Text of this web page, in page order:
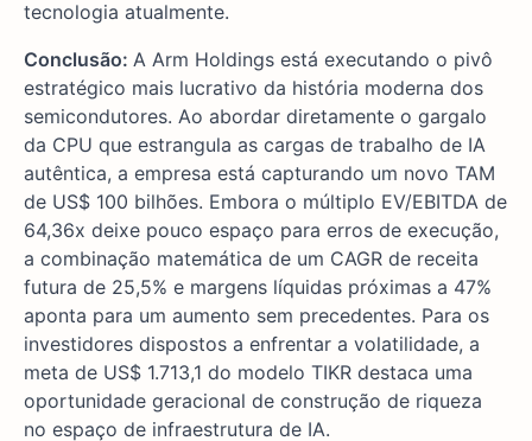
tecnologia atualmente.
Conclusão: A Arm Holdings está executando o pivô
estratégico mais lucrativo da história moderna dos
semicondutores. Ao abordar diretamente o gargalo
da CPU que estrangula as cargas de trabalho de IA
autêntica, a empresa está capturando um novo TAM
de US$ 100 bilhões. Embora o múltiplo EV/EBITDA de
64,36x deixe pouco espaço para erros de execução,
a combinação matemática de um CAGR de receita
futura de 25,5% e margens líquidas próximas a 47%
aponta para um aumento sem precedentes. Para os
investidores dispostos a enfrentar a volatilidade, a
meta de US$ 1.713,1 do modelo TIKR destaca uma
oportunidade geracional de construção de riqueza
no espaço de infraestrutura de IA.